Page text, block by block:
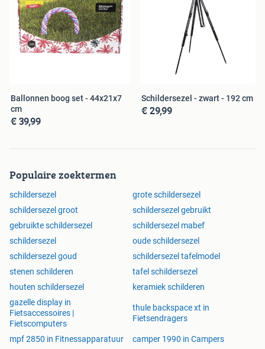
Ballonnen boog set - 44x21x7
cm
€ 39,99
Schildersezel - zwart - 192 cm
€ 29,99
Populaire zoektermen
schildersezel
grote schildersezel
schildersezel groot
schildersezel gebruikt
gebruikte schildersezel
schildersezel mabef
schildersezel
oude schildersezel
schildersezel goud
schildersezel tafelmodel
stenen schilderen
tafel schildersezel
houten schildersezel
keramiek schilderen
gazelle display in
Fietsaccessoires |
Fietscomputers
thule backspace xt in
Fietsendragers
mpf 2850 in Fitnessapparatuur
camper 1990 in Campers